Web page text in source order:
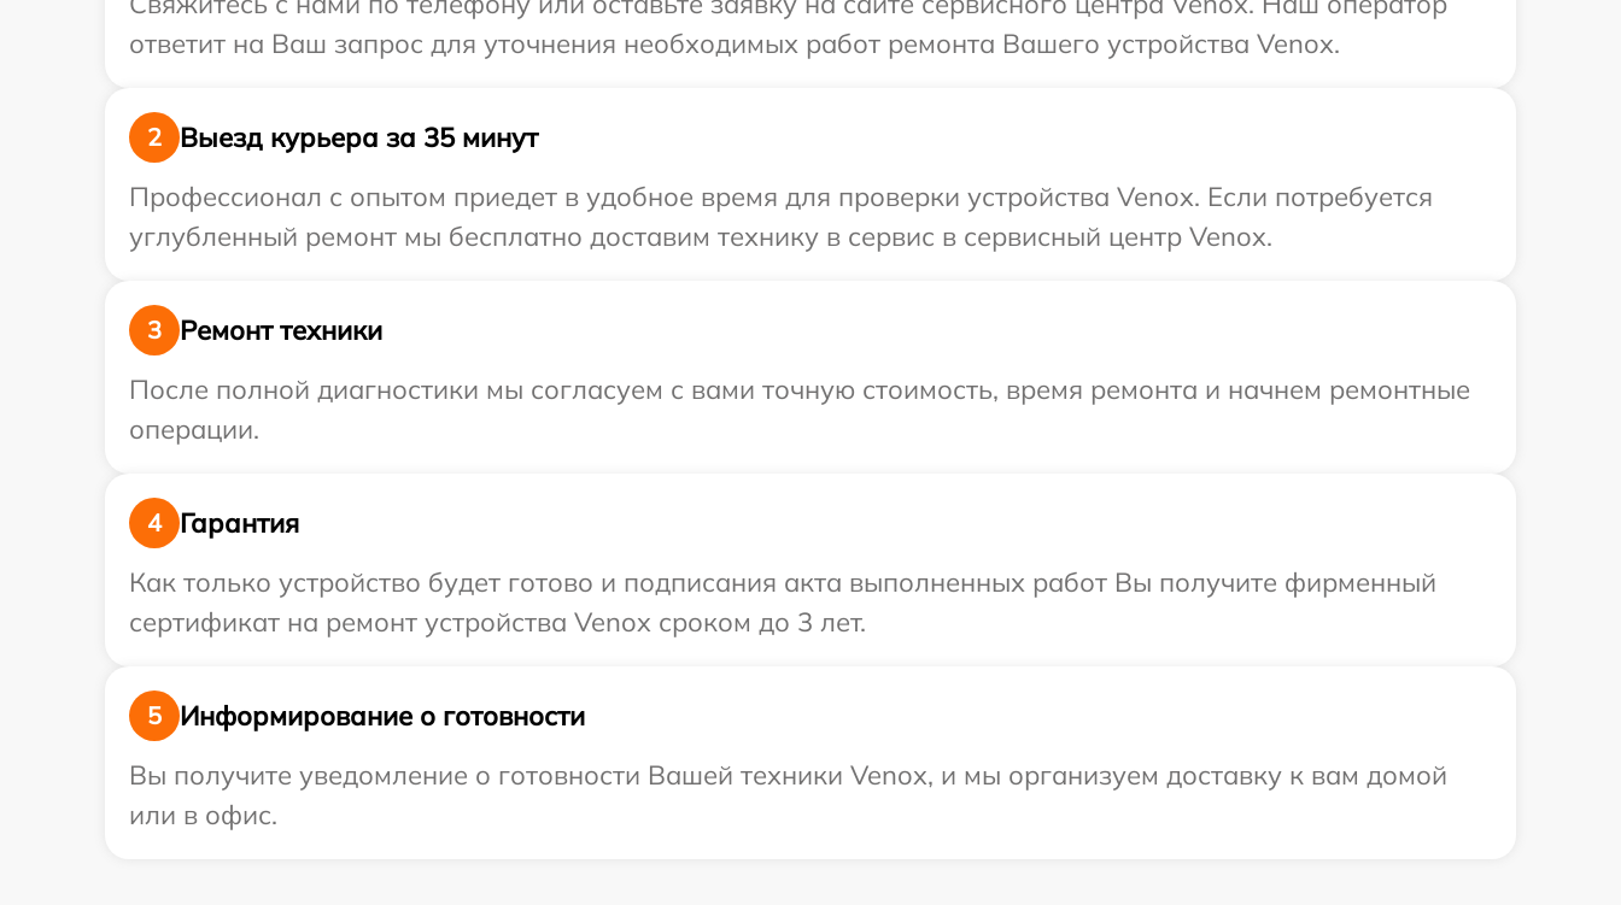
ответит на Ваш запрос для уточнения необходимых работ ремонта Вашего устройства Venox.
2
Выезд курьера за 35 минут
Профессионал с опытом приедет в удобное время для проверки устройства Venox. Если потребуется
углубленный ремонт мы бесплатно доставим технику в сервис в сервисный центр Venox.
3
Ремонт техники
После полной диагностики мы согласуем с вами точную стоимость, время ремонта и начнем ремонтные
операции.
4
Гарантия
Как только устройство будет готово и подписания акта выполненных работ Вы получите фирменный
сертификат на ремонт устройства Venox сроком до 3 лет.
5
Информирование о готовности
Вы получите уведомление о готовности Вашей техники Venox, и мы организуем доставку к вам домой
или в офис.